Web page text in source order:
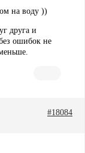
на воду ))
друга и
ошибок не
#18084